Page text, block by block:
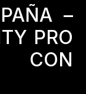
–
PRO